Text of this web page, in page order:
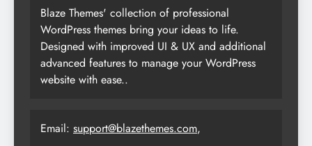
Blaze Themes' collection of professional
WordPress themes bring your ideas to life.
Designed with improved UI & UX and additional
advanced features to manage your WordPress
website with ease..
Email: support@blazethemes.com,